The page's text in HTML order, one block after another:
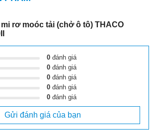
rơ moóc tải (chở ô tô) THACO
0 đánh giá
0 đánh giá
0 đánh giá
0 đánh giá
0 đánh giá
Gửi đánh giá của bạn